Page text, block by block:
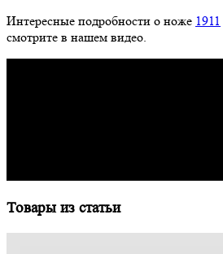
Интересные подробности о ноже 1911
смотрите в нашем видео.
Товары из статьи